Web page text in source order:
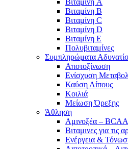
Βιταμίνη A
Βιταμίνη B
Βιταμίνη C
Βιταμίνη D
Βιταμίνη E
Πολυβιταμίνες
Συμπληρώματα
Αποτοξίνωση
Ενίσχυση
Καύση Λίπους
Κοιλιά
Μείωση Όρεξης
Άθληση
Αμινοξέα – BCAA
Βιταμινες για τις
Ενέργεια &